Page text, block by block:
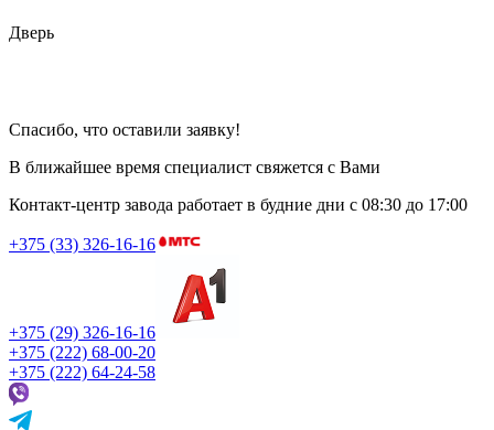
Дверь
Спасибо, что оставили заявку!
В ближайшее время специалист свяжется с Вами
Контакт-центр завода работает в будние дни с 08:30 до 17:00
+375 (33) 326-16-16
+375 (29) 326-16-16
+375 (222) 68-00-20
+375 (222) 64-24-58